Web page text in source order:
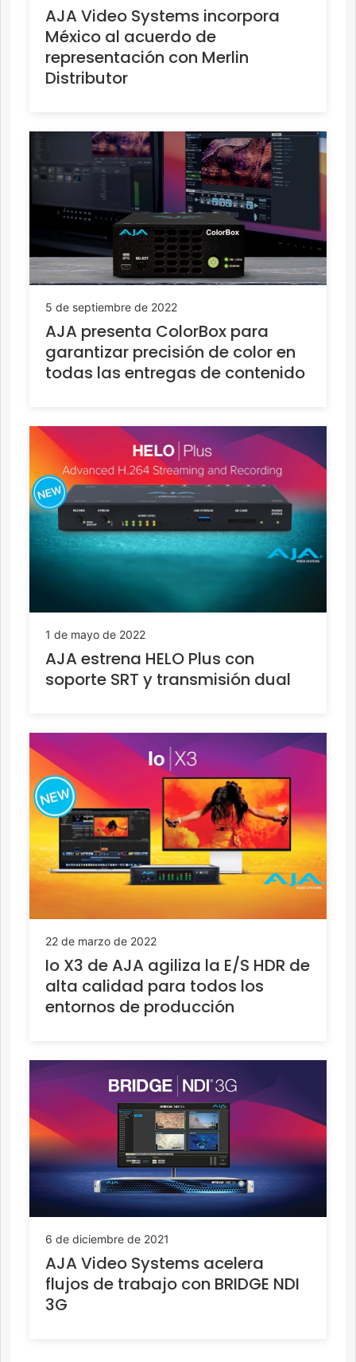
AJA Video Systems incorpora
México al acuerdo de
representación con Merlin
Distributor
5 de septiembre de 2022
AJA presenta ColorBox para
garantizar precisión de color en
todas las entregas de contenido
1 de mayo de 2022
AJA estrena HELO Plus con
soporte SRT y transmisión dual
22 de marzo de 2022
Io X3 de AJA agiliza la E/S HDR de
alta calidad para todos los
entornos de producción
6 de diciembre de 2021
AJA Video Systems acelera
flujos de trabajo con BRIDGE NDI
3G